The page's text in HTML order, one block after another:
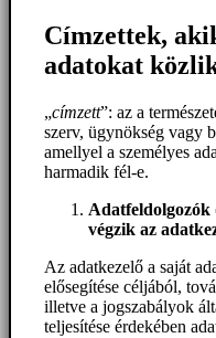
Címzettek,
adatokat
„címzett”: az a
szerv, ügynökség vagy
amellyel a személyes
harmadik fél-e.
Adatfeldolgozók
végzik az
Az adatkezelő a saját
elősegítése céljából,
illetve a jogszabályok
teljesítése érdekében